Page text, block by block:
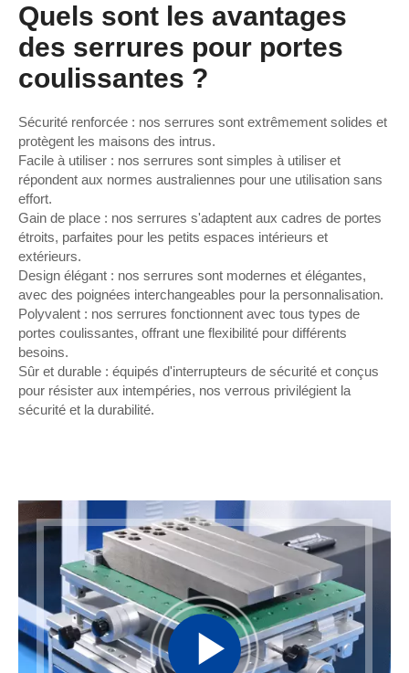
Quels sont les avantages
des serrures pour portes
coulissantes ?
Sécurité renforcée : nos serrures sont extrêmement solides et
protègent les maisons des intrus.
Facile à utiliser : nos serrures sont simples à utiliser et
répondent aux normes australiennes pour une utilisation sans
effort.
Gain de place : nos serrures s'adaptent aux cadres de portes
étroits, parfaites pour les petits espaces intérieurs et
extérieurs.
Design élégant : nos serrures sont modernes et élégantes,
avec des poignées interchangeables pour la personnalisation.
Polyvalent : nos serrures fonctionnent avec tous types de
portes coulissantes, offrant une flexibilité pour différents
besoins.
Sûr et durable : équipés d'interrupteurs de sécurité et conçus
pour résister aux intempéries, nos verrous privilégient la
sécurité et la durabilité.